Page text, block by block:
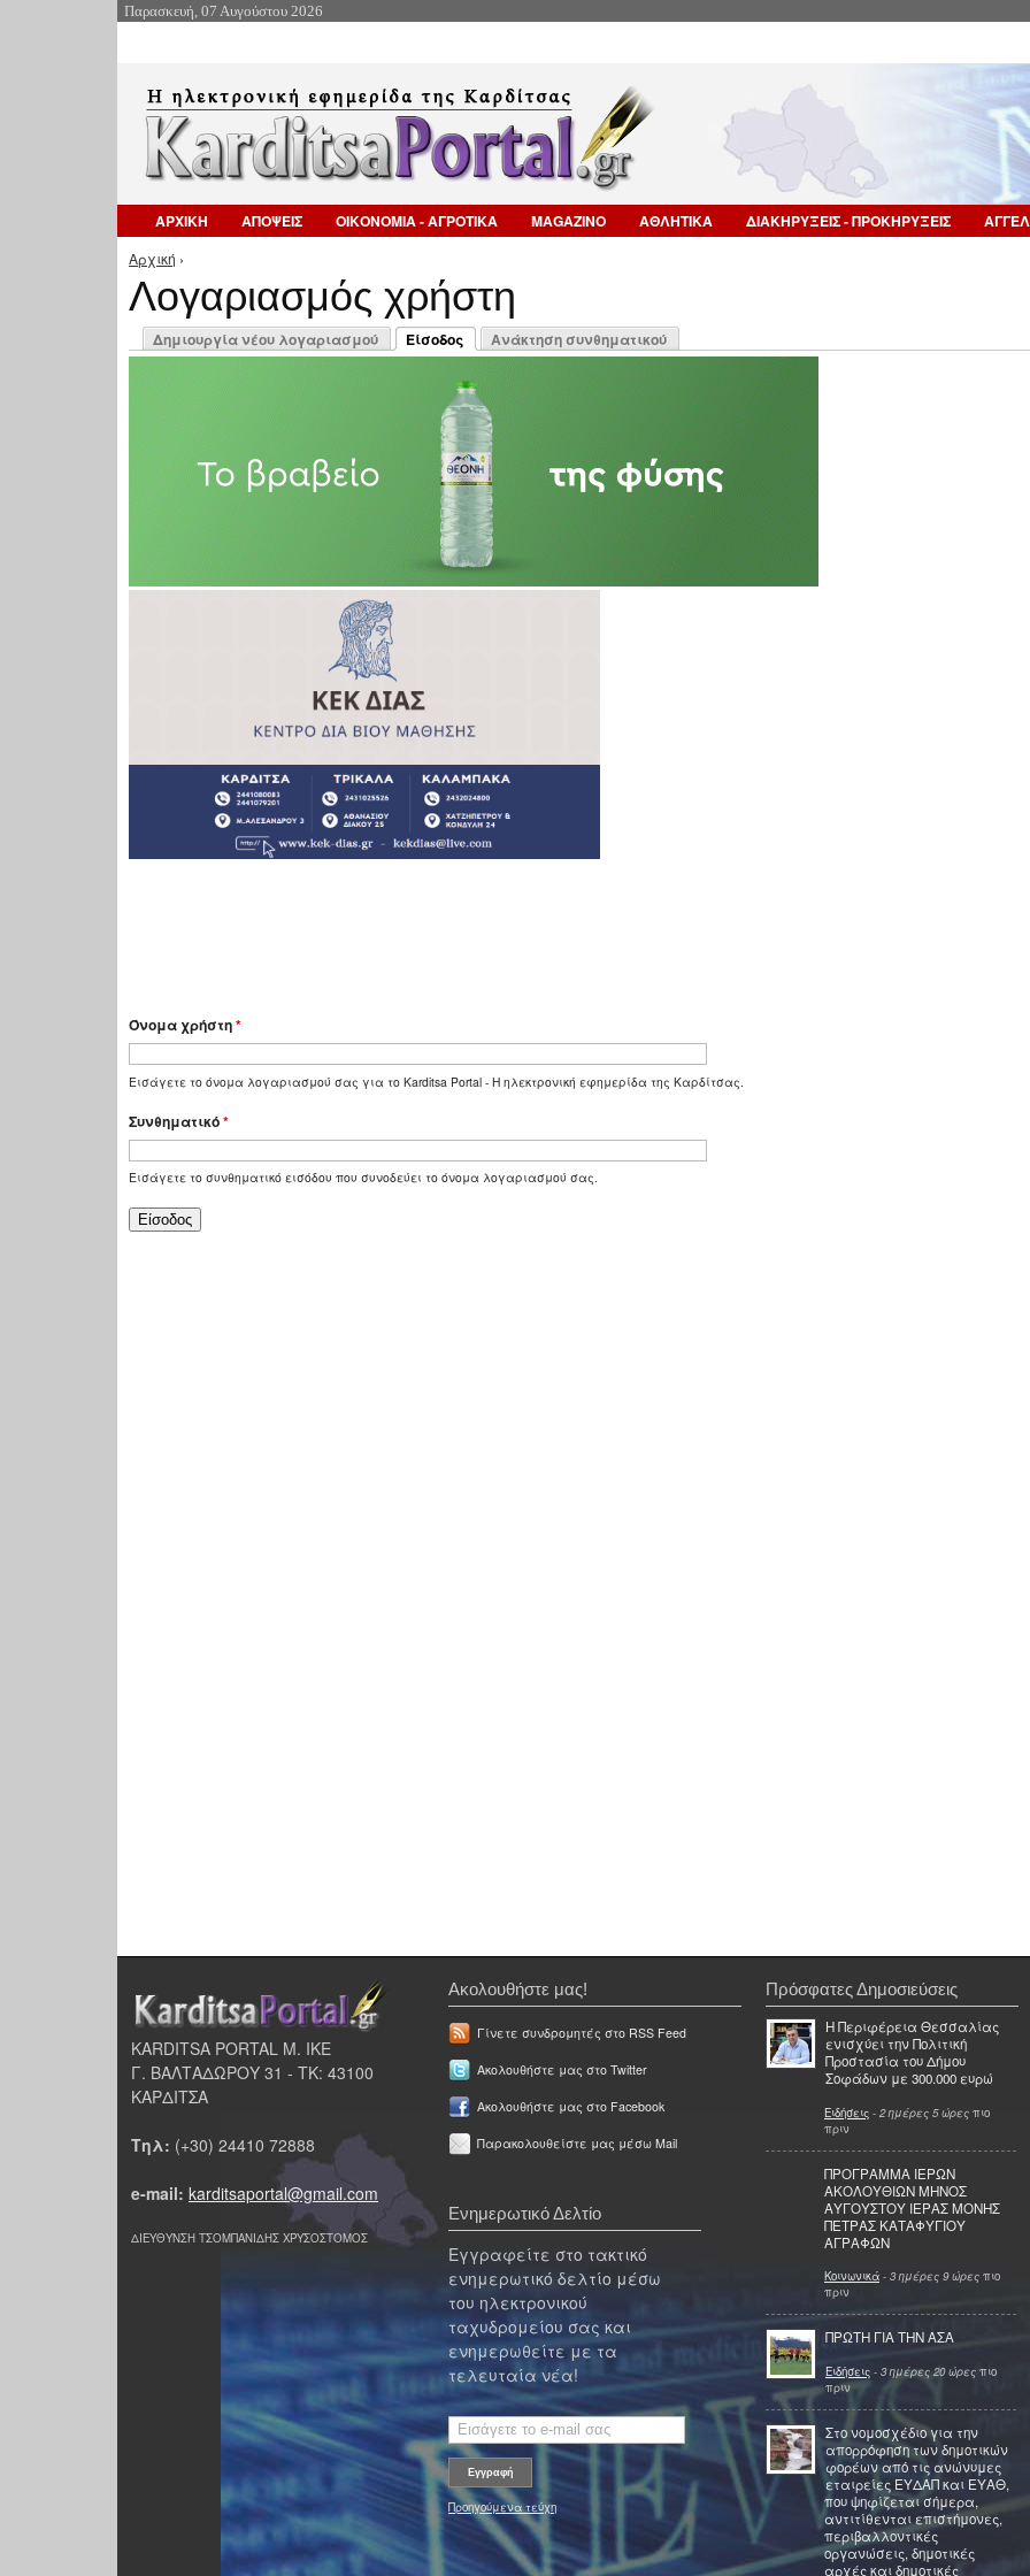
Παρασκευή, 07 Αυγούστου 2026
ΑΡΧΙΚΗ ΑΠΟΨΕΙΣ ΟΙΚΟΝΟΜΙΑ - ΑΓΡΟΤΙΚΑ MAGAZINO ΑΘΛΗΤΙΚΑ ΔΙΑΚΗΡΥΞΕΙΣ - ΠΡΟΚΗΡΥΞΕΙΣ
Είστε εδώ
Αρχική ›
Λογαριασμός χρήστη
Πρωτεύουσες καρτέλες
Δημιουργία νέου λογαριασμού
Είσοδος
(ενεργή καρτέλα)
Ανάκτηση συνθηματικού
Όνομα χρήστη*
Εισάγετε το όνομα λογαριασμού σας για το Karditsa Portal - Η ηλεκτρονική εφημερίδα της Καρδίτσας.
Συνθηματικό*
Εισάγετε το συνθηματικό εισόδου που συνοδεύει το όνομα λογαριασμού σας.
KARDITSA PORTAL Μ. ΙΚΕ
Γ. ΒΑΛΤΑΔΩΡΟΥ 31 - ΤΚ: 43100
ΚΑΡΔΙΤΣΑ
Τηλ: (+30) 24410 72888
e-mail: karditsaportal@gmail.com
ΔΙΕΥΘΥΝΣΗ ΤΣΟΜΠΑΝΙΔΗΣ ΧΡΥΣΟΣΤΟΜΟΣ
Ακολουθήστε μας!
Γίνετε συνδρομητές στο RSS Feed
Ακολουθήστε μας στο Twitter
Ακολουθήστε μας στο Facebook
Παρακολουθείστε μας μέσω Mail
Ενημερωτικό Δελτίο
Εγγραφείτε στο τακτικό
ενημερωτικό δελτίο μέσω
του ηλεκτρονικού
ταχυδρομείου σας και
ενημερωθείτε με τα
τελευταία νέα!
Προηγούμενα τεύχη
Πρόσφατες Δημοσιεύσεις
Η Περιφέρεια Θεσσαλίας
ενισχύει την Πολιτική
Προστασία του Δήμου
Σοφάδων με 300.000 ευρώ
Ειδήσεις - 2 ημέρες 5 ώρες πιο
πριν
ΠΡΟΓΡΑΜΜΑ ΙΕΡΩΝ
ΑΚΟΛΟΥΘΙΩΝ ΜΗΝΟΣ
ΑΥΓΟΥΣΤΟΥ ΙΕΡΑΣ ΜΟΝΗΣ
ΠΕΤΡΑΣ ΚΑΤΑΦΥΓΙΟΥ
ΑΓΡΑΦΩΝ
Κοινωνικά - 3 ημέρες 9 ώρες πιο
πριν
ΠΡΩΤΗ ΓΙΑ ΤΗΝ ΑΣΑ
Ειδήσεις - 3 ημέρες 20 ώρες πιο
πριν
Στο νομοσχέδιο για την
απορρόφηση των δημοτικών
φορέων από τις ανώνυμες
εταιρείες ΕΥΔΑΠ και ΕΥΑΘ,
που ψηφίζεται σήμερα,
αντιτίθενται επιστήμονες,
περιβαλλοντικές
οργανώσεις, δημοτικές
αρχές και δημοτικές